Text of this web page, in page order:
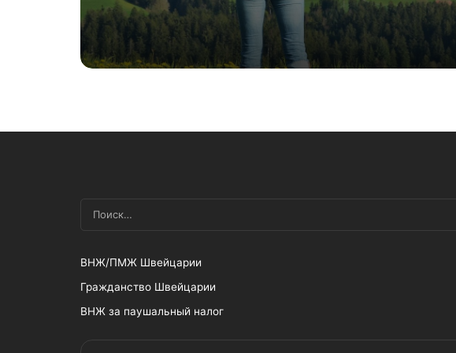
ВНЖ/ПМЖ Швейцарии
Гражданство Швейцарии
ВНЖ за паушальный налог